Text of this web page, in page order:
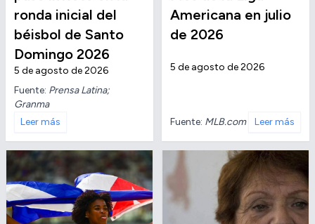
ronda inicial del
béisbol de Santo
Domingo 2026
5 de agosto de 2026
Fuente: Prensa Latina;
Granma
Leer más
Americana en julio
de 2026
5 de agosto de 2026
Fuente: MLB.com Leer más